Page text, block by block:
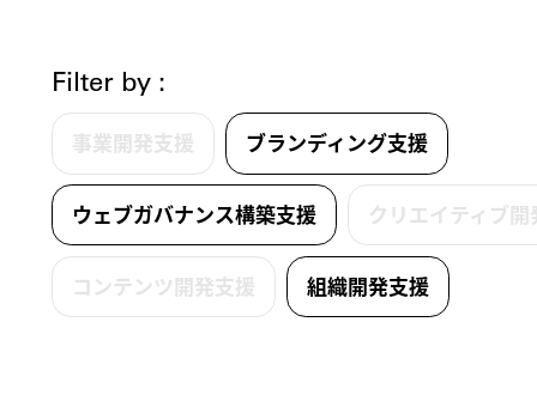
Filter by :
事業開発支援 ブランディング支援
ウェブガバナンス構築支援 クリエイティブ開
コンテンツ開発支援 組織開発支援